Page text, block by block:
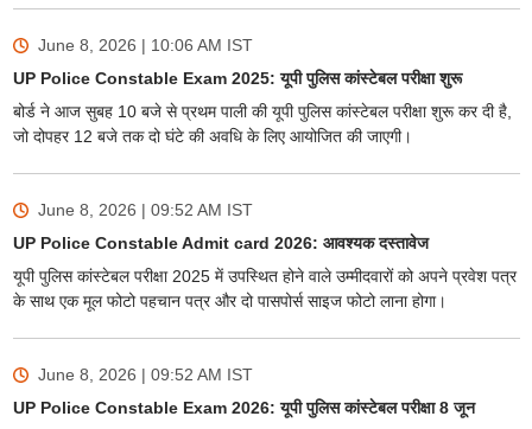
June 8, 2026 | 10:06 AM IST
UP Police Constable Exam 2025: यूपी पुलिस कांस्टेबल परीक्षा शुरू
बोर्ड ने आज सुबह 10 बजे से प्रथम पाली की यूपी पुलिस कांस्टेबल परीक्षा शुरू कर दी है,
जो दोपहर 12 बजे तक दो घंटे की अवधि के लिए आयोजित की जाएगी।
June 8, 2026 | 09:52 AM IST
UP Police Constable Admit card 2026: आवश्यक दस्तावेज
यूपी पुलिस कांस्टेबल परीक्षा 2025 में उपस्थित होने वाले उम्मीदवारों को अपने प्रवेश पत्र
के साथ एक मूल फोटो पहचान पत्र और दो पासपोर्स साइज फोटो लाना होगा।
June 8, 2026 | 09:52 AM IST
UP Police Constable Exam 2026: यूपी पुलिस कांस्टेबल परीक्षा 8 जून